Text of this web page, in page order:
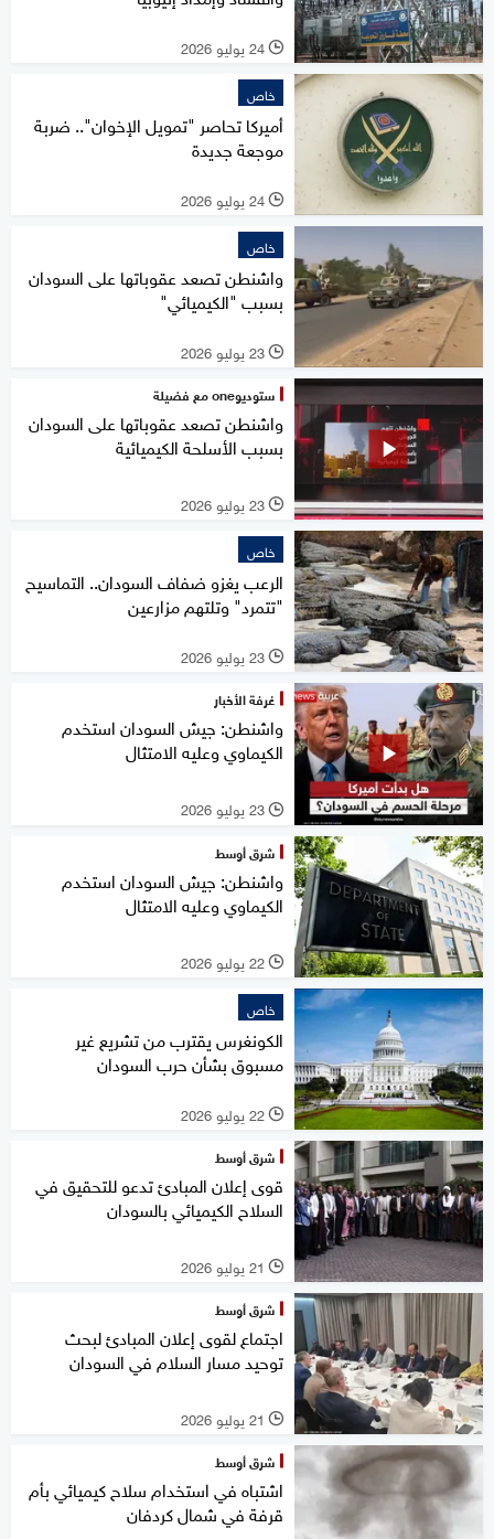
l 24 يوليو 2026
خاص
أميركا تحاصر "تمويل الإخوان".. ضربة
موجعة جديدة
l 24 يوليو 2026
خاص
واشنطن تصعد عقوباتها على السودان
بسبب "الكيميائي"
l 23 يوليو 2026
ستوديوone مع فضيلة
واشنطن تصعد عقوباتها على السودان
بسبب الأسلحة الكيميائية
l 23 يوليو 2026
خاص
الرعب يغزو ضفاف السودان.. التماسيح
"تتمرد" وتلتهم مزارعين
l 23 يوليو 2026
غرفة الأخبار
واشنطن: جيش السودان استخدم
الكيماوي وعليه الامتثال
l 23 يوليو 2026
شرق أوسط
واشنطن: جيش السودان استخدم
الكيماوي وعليه الامتثال
l 22 يوليو 2026
خاص
الكونغرس يقترب من تشريع غير
مسبوق بشأن حرب السودان
l 22 يوليو 2026
شرق أوسط
قوى إعلان المبادئ تدعو للتحقيق في
السلاح الكيميائي بالسودان
l 21 يوليو 2026
شرق أوسط
اجتماع لقوى إعلان المبادئ لبحث
توحيد مسار السلام في السودان
l 21 يوليو 2026
شرق أوسط
اشتباه في استخدام سلاح كيميائي بأم
قرفة في شمال كردفان